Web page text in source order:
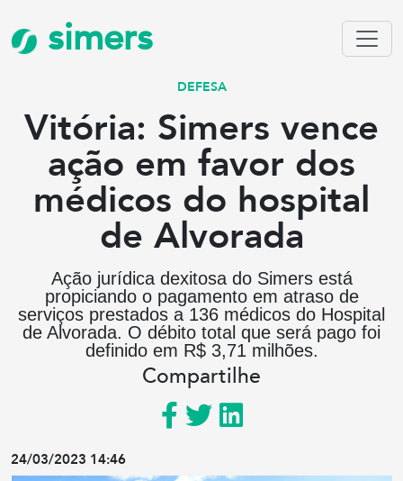
simers
DEFESA
Vitória: Simers vence
ação em favor dos
médicos do hospital
de Alvorada
Ação jurídica dexitosa do Simers está
propiciando o pagamento em atraso de
serviços prestados a 136 médicos do Hospital
de Alvorada. O débito total que será pago foi
definido em R$ 3,71 milhões.
Compartilhe
24/03/2023 14:46